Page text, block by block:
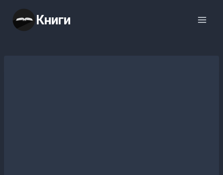
содержимому
Книги